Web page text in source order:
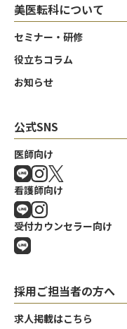
美医転科について
セミナー・研修
役立ちコラム
お知らせ
公式SNS
医師向け
看護師向け
受付カウンセラー向け
採用ご担当者の方へ
求人掲載はこちら